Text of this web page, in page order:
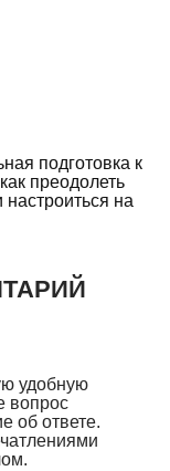
подготовка к
преодолеть
настроиться на
удобную
вопрос
об ответе.